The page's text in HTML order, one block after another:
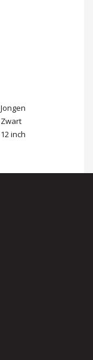
Jongen
Zwart
12 inch